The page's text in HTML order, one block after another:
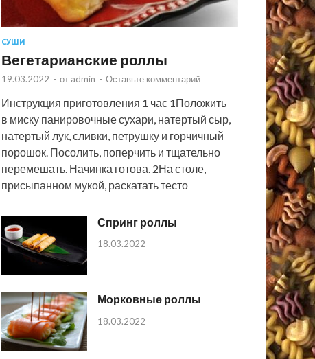
СУШИ
Вегетарианские роллы
19.03.2022 - от admin - Оставьте комментарий
Инструкция приготовления 1 час 1Положить
в миску панировочные сухари, натертый сыр,
натертый лук, сливки, петрушку и горчичный
порошок. Посолить, поперчить и тщательно
перемешать. Начинка готова. 2На столе,
присыпанном мукой, раскатать тесто
Спринг роллы
18.03.2022
Морковные роллы
18.03.2022